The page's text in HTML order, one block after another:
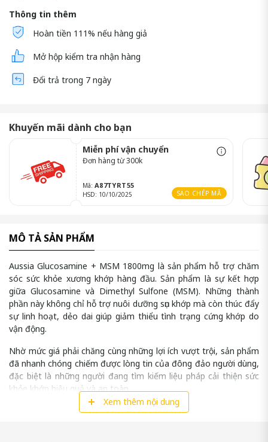
Thông tin thêm
Hoàn tiền 111% nếu hàng giả
Mở hộp kiểm tra nhận hàng
Đổi trả trong 7 ngày
Khuyến mãi dành cho bạn
Miễn phí vận chuyển
Đơn hàng từ 300k
Mã: A87TYRT55
HSD: 10/10/2025 SAO CHÉP MÃ
MÔ TẢ SẢN PHẨM
Aussia Glucosamine + MSM 1800mg là sản phẩm hỗ trợ chăm
sóc sức khỏe xương khớp hàng đầu. Sản phẩm là sự kết hợp
giữa Glucosamine và Dimethyl Sulfone (MSM). Những thành
phần này không chỉ hỗ trợ nuôi dưỡng sụn khớp mà còn thúc đẩy
sự linh hoạt, dẻo dai giúp giảm thiểu tình trạng cứng khớp do
vận động.
Nhờ mức giá phải chăng cùng những lợi ích vượt trội, sản phẩm
đã nhanh chóng chiếm được lòng tin của đông đảo người dùng,
đặc biệt là những người đang tìm kiếm liệu pháp cải thiện sức
khỏe khớp hiệu quả và an toàn.
Aussia Glucosamine + MSM 1800mg không chỉ phù hợp cho
Xem thêm nội dung